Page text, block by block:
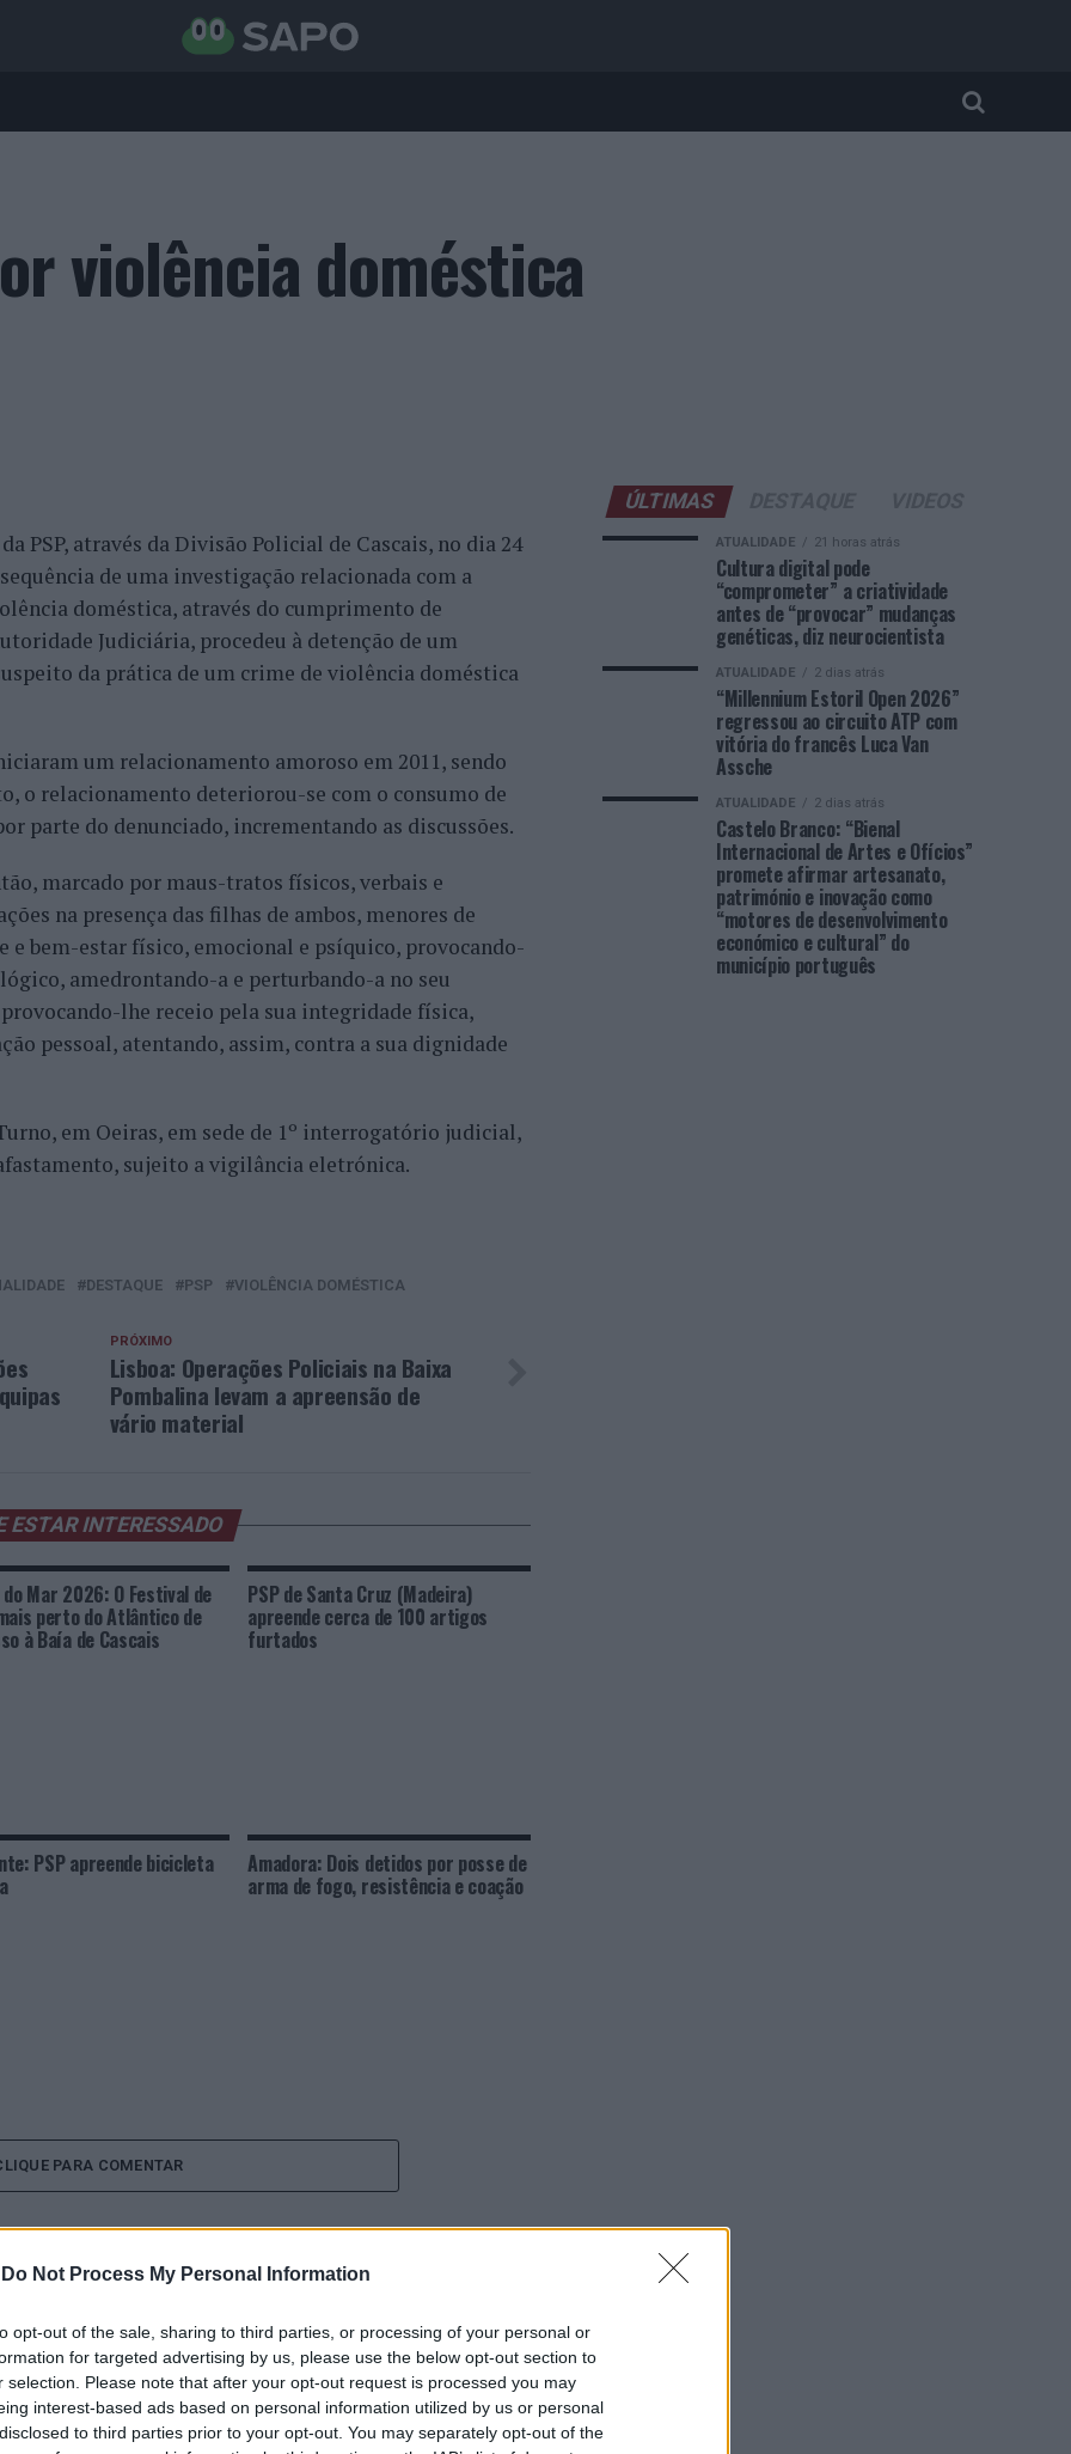
Do Not Process My Personal Information
opt-out of the sale, sharing to third parties, or processing of your personal or
for targeted advertising by us, please use the below opt-out section to
selection. Please note that after your opt-out request is processed you may
interest-based ads based on personal information utilized by us or personal
to third parties prior to your opt-out. You may separately opt-out of the
violência doméstica
PSP, através da Divisão Policial de Cascais, no dia 24
de uma investigação relacionada com a
doméstica, através do cumprimento de
Judiciária, procedeu à detenção de um
da prática de um crime de violência doméstica
um relacionamento amoroso em 2011, sendo
o relacionamento deteriorou-se com o consumo de
parte do denunciado, incrementando as discussões.
marcado por maus-tratos físicos, verbais e
na presença das filhas de ambos, menores de
e bem-estar físico, emocional e psíquico, provocando-
amedrontando-a e perturbando-a no seu
lhe receio pela sua integridade física,
pessoal, atentando, assim, contra a sua dignidade
em Oeiras, em sede de 1º interrogatório judicial,
sujeito a vigilância eletrónica.
DESTAQUE PSP VIOLÊNCIA DOMÉSTICA
PRÓXIMO
Lisboa: Operações Policiais na Baixa
Pombalina levam a apreensão de
vário material
ESTAR INTERESSADO
Mar 2026: O Festival de
perto do Atlântico de
à Baía de Cascais
PSP de Santa Cruz (Madeira)
apreende cerca de 100 artigos
furtados
PSP apreende bicicleta Amadora: Dois detidos por posse de
arma de fogo, resistência e coação
PARA COMENTAR
a
mudanças
ÚLTIMAS
ATUALIDADE 21 horas atrás
Cultura digital pode
“comprometer” a criatividade
antes de “provocar” mudanças
genéticas, diz neurocientista
ATUALIDADE 2 dias atrás
“Millennium Estoril Open 2026”
regressou ao circuito ATP com
vitória do francês Luca Van
Assche
ATUALIDADE 2 dias atrás
Castelo Branco: “Bienal
Internacional de Artes e Ofícios”
promete afirmar artesanato,
património e inovação como
“motores de desenvolvimento
económico e cultural” do
município português